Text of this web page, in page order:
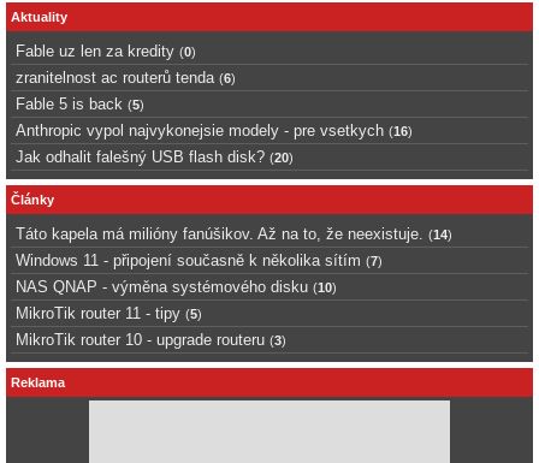
Aktuality
Fable uz len za kredity (0)
zranitelnost ac routerů tenda (6)
Fable 5 is back (5)
Anthropic vypol najvykonejsie modely - pre vsetkych (16)
Jak odhalit falešný USB flash disk? (20)
Články
Táto kapela má milióny fanúšikov. Až na to, že neexistuje. (14)
Windows 11 - připojení současně k několika sítím (7)
NAS QNAP - výměna systémového disku (10)
MikroTik router 11 - tipy (5)
MikroTik router 10 - upgrade routeru (3)
Reklama